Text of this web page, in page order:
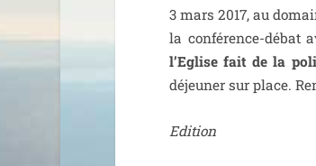
3 mars 2017, au
la confé­rence-débat
l’Eglise fait de la
déjeu­ner sur place.
Edition